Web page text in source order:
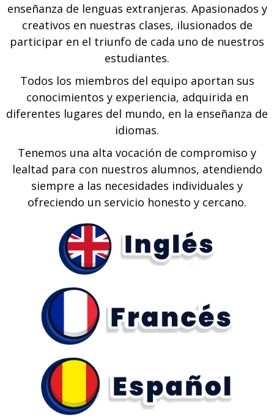
enseñanza de lenguas extranjeras. Apasionados y
creativos en nuestras clases, ilusionados de
participar en el triunfo de cada uno de nuestros
estudiantes.
Todos los miembros del equipo aportan sus
conocimientos y experiencia, adquirida en
diferentes lugares del mundo, en la enseñanza de
idiomas.
Tenemos una alta vocación de compromiso y
lealtad para con nuestros alumnos, atendiendo
siempre a las necesidades individuales y
ofreciendo un servicio honesto y cercano.